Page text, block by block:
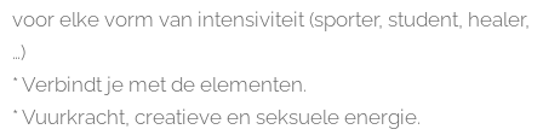
voor elke vorm van intensiviteit (sporter, student, healer,
…)
* Verbindt je met de elementen.
* Vuurkracht, creatieve en seksuele energie.